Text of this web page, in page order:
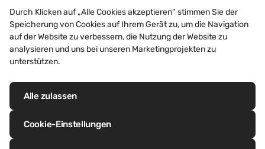
VMZINC
Kontakt
ANTHRA-ZINC®, PIGMENTO®, AZENGAR®, ADEKA®, PRO-ZINC®,
MOZAIK®
Durch Klicken auf „Alle Cookies akzeptieren“ stimmen Sie der
Speicherung von Cookies auf Ihrem Gerät zu, um die Navigation
auf der Website zu verbessern, die Nutzung der Website zu
analysieren und uns bei unseren Marketingprojekten zu
unterstützen.
Alle zulassen
Cookie-Einstellungen